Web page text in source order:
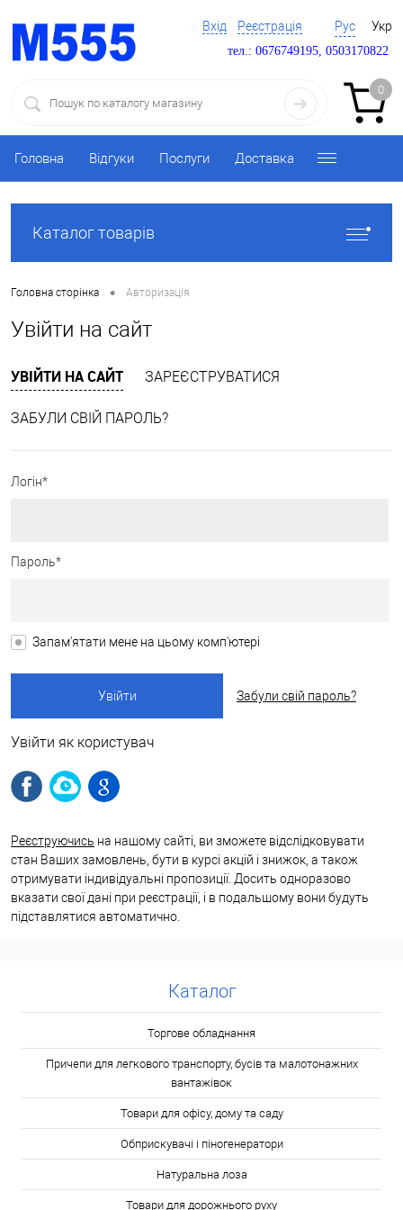
Вхід Реєстрація Рус Укр
тел.: 0676749195, 0503170822
0
Головна Відгуки Послуги Доставка
Каталог товарів
Головна сторінка • Авторизація
Увійти на сайт
УВІЙТИ НА САЙТ ЗАРЕЄСТРУВАТИСЯ
ЗАБУЛИ СВІЙ ПАРОЛЬ?
Логін*
Пароль*
Запам'ятати мене на цьому комп'ютері
Забули свій пароль?
Увійти як користувач
Реєструючись на нашому сайті, ви зможете відслідковувати
стан Ваших замовлень, бути в курсі акцій і знижок, а також
отримувати індивідуальні пропозиції. Досить одноразово
вказати свої дані при реєстрації, і в подальшому вони будуть
підставлятися автоматично.
Каталог
Торгове обладнання
Причепи для легкового транспорту, бусів та малотонажних
вантажівок
Товари для офісу, дому та саду
Обприскувачі і піногенератори
Натуральна лоза
Товари для дорожнього руху